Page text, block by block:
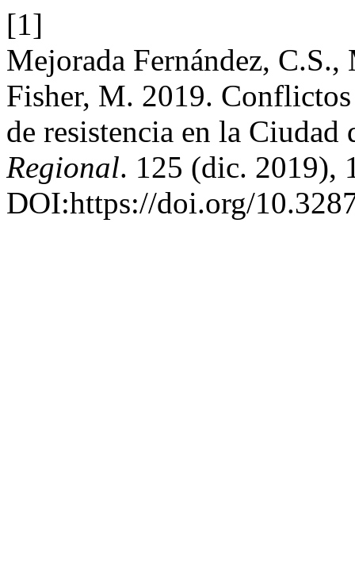
[1]
Mejorada Fernández,
Fisher, M. 2019.
de resistencia en la
Regional. 125 (dic. 2019),
DOI:https://doi.org/